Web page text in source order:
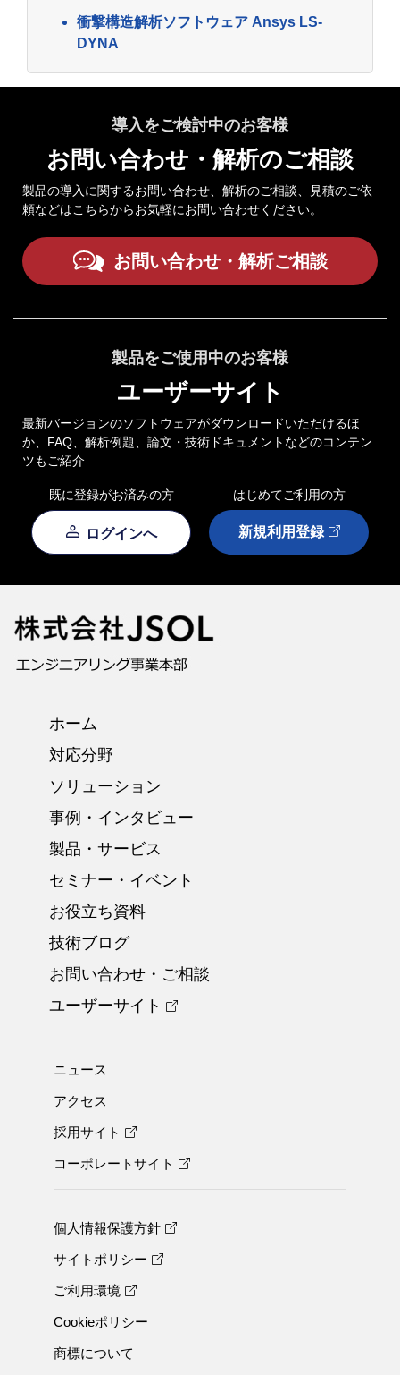
衝撃構造解析ソフトウェア Ansys LS-
DYNA
導入をご検討中のお客様
お問い合わせ・解析のご相談
製品の導入に関するお問い合わせ、解析のご相談、見積のご依
頼などはこちらからお気軽にお問い合わせください。
お問い合わせ・解析ご相談
製品をご使用中のお客様
ユーザーサイト
最新バージョンのソフトウェアがダウンロードいただけるほ
か、FAQ、解析例題、論文・技術ドキュメントなどのコンテン
ツもご紹介
既に登録がお済みの方 はじめてご利用の方
ログインへ 新規利用登録
ホーム
対応分野
ソリューション
事例・インタビュー
製品・サービス
セミナー・イベント
お役立ち資料
技術ブログ
お問い合わせ・ご相談
ユーザーサイト
ニュース
アクセス
採用サイト
コーポレートサイト
個人情報保護方針
サイトポリシー
ご利用環境
Cookieポリシー
商標について